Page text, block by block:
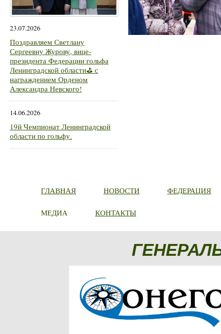
23.07.2026
Поздравляем Светлану
Сергеевну Журову, вице-
президента Федерации гольфа
Ленинградской области⛳ с
награждением Орденом
Александра Невского!
14.06.2026
19й Чемпионат Ленинградской
области по гольфу.
ГЛАВНАЯ НОВОСТИ ФЕДЕРАЦИЯ
МЕДИА КОНТАКТЫ